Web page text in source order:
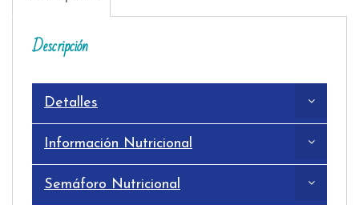
Descripción
Detalles
Información Nutricional
Semáforo Nutricional